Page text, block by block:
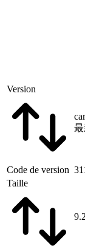
Version
Code de version
Taille